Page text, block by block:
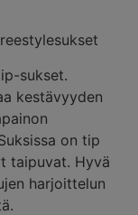
sukset.
kestävyyden
on tip
taipuvat. Hyvä
harjoittelun